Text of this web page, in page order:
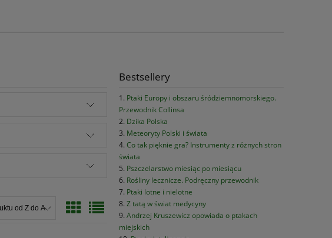
Bestsellery
Ptaki Europy i obszaru śródziemnomorskiego.
Przewodnik Collinsa
Dzika Polska
Meteoryty Polski i świata
Co tak pięknie gra? Instrumenty z różnych stron
świata
Pszczelarstwo miesiąc po miesiącu
Rośliny lecznicze. Podręczny przewodnik
Ptaki lotne i nielotne
Z tatą w świat medycyny
Andrzej Kruszewicz opowiada o ptakach
miejskich